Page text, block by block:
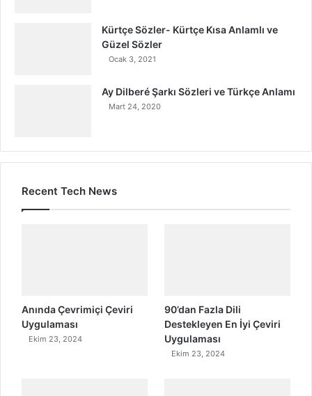
Kürtçe Sözler- Kürtçe Kısa Anlamlı ve
Güzel Sözler
Ocak 3, 2021
Ay Dilberé Şarkı Sözleri ve Türkçe Anlamı
Mart 24, 2020
Recent Tech News
Anında Çevrimiçi Çeviri
Uygulaması
Ekim 23, 2024
90’dan Fazla Dili
Destekleyen En İyi Çeviri
Uygulaması
Ekim 23, 2024